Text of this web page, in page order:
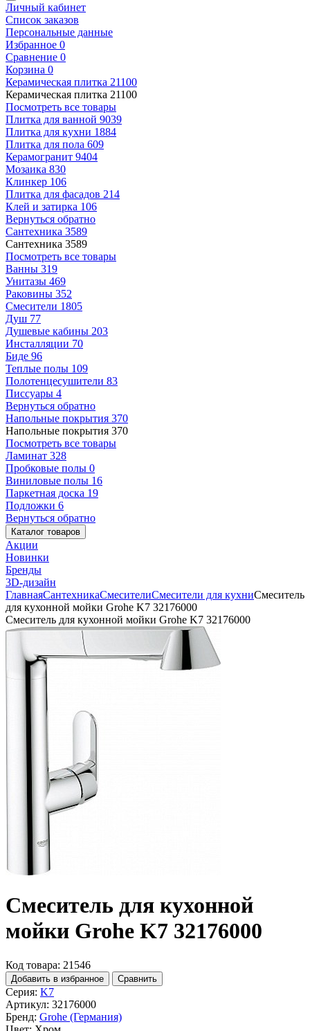
Личный кабинет
Список заказов
Персональные данные
Избранное 0
Сравнение 0
Корзина 0
Керамическая плитка 21100
Керамическая плитка 21100
Посмотреть все товары
Плитка для ванной 9039
Плитка для кухни 1884
Плитка для пола 609
Керамогранит 9404
Мозаика 830
Клинкер 106
Плитка для фасадов 214
Клей и затирка 106
Вернуться обратно
Сантехника 3589
Сантехника 3589
Посмотреть все товары
Ванны 319
Унитазы 469
Раковины 352
Смесители 1805
Душ 77
Душевые кабины 203
Инсталляции 70
Биде 96
Теплые полы 109
Полотенцесушители 83
Писсуары 4
Вернуться обратно
Напольные покрытия 370
Напольные покрытия 370
Посмотреть все товары
Ламинат 328
Пробковые полы 0
Виниловые полы 16
Паркетная доска 19
Подложки 6
Вернуться обратно
Каталог товаров
Акции
Новинки
Бренды
3D-дизайн
ГлавнаяСантехникаСмесителиСмесители для кухниСмеситель
для кухонной мойки Grohe K7 32176000
Смеситель для кухонной мойки Grohe K7 32176000
Смеситель для кухонной
мойки Grohe K7 32176000
Код товара: 21546
Добавить в избранное Сравнить
Серия: K7
Артикул: 32176000
Бренд: Grohe (Германия)